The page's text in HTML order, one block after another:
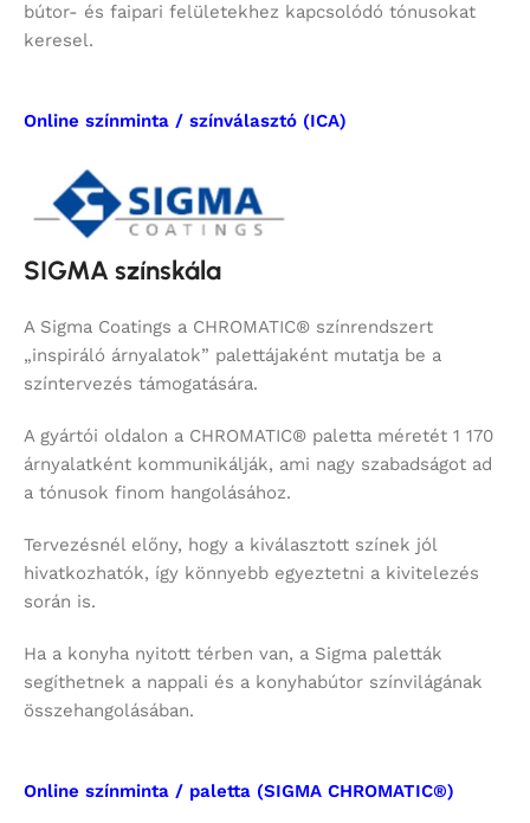
bútor- és faipari felületekhez kapcsolódó tónusokat
keresel.
Online színminta / színválasztó (ICA)
SIGMA színskála
A Sigma Coatings a CHROMATIC® színrendszert
„inspiráló árnyalatok” palettájaként mutatja be a
színtervezés támogatására.
A gyártói oldalon a CHROMATIC® paletta méretét 1 170
árnyalatként kommunikálják, ami nagy szabadságot ad
a tónusok finom hangolásához.
Tervezésnél előny, hogy a kiválasztott színek jól
hivatkozhatók, így könnyebb egyeztetni a kivitelezés
során is.
Ha a konyha nyitott térben van, a Sigma paletták
segíthetnek a nappali és a konyhabútor színvilágának
összehangolásában.
Online színminta / paletta (SIGMA CHROMATIC®)